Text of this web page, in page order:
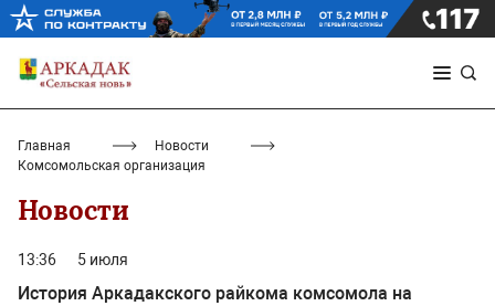
Главная
Новости
Комсомольская организация
Новости
13:36 5 июля
История Аркадакского райкома комсомола на